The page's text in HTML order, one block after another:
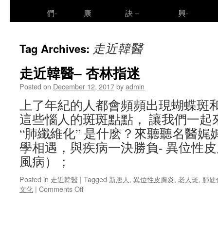
們-
康
訣 –
興-
Tag Archives: 走近韓醫
走近韓醫– 杏林指迷
Posted on December 12, 2017byadmin
上了年紀的人都會頻頻出現蝴蝶斑
這些惱人的斑斑點點， 讓我們一
“肺纖維化” 是什麽？來聽聽名醫娓
學相遇，與疾病一決勝負- 異位性
風病）；
Posted in 走近韓醫 | Tagged 新唐人, 異位性皮膚炎, 老人斑, 肺硬
文化 | Comments Offon